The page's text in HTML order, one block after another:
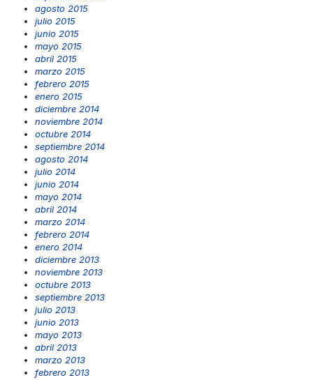
agosto 2015
julio 2015
junio 2015
mayo 2015
abril 2015
marzo 2015
febrero 2015
enero 2015
diciembre 2014
noviembre 2014
octubre 2014
septiembre 2014
agosto 2014
julio 2014
junio 2014
mayo 2014
abril 2014
marzo 2014
febrero 2014
enero 2014
diciembre 2013
noviembre 2013
octubre 2013
septiembre 2013
julio 2013
junio 2013
mayo 2013
abril 2013
marzo 2013
febrero 2013